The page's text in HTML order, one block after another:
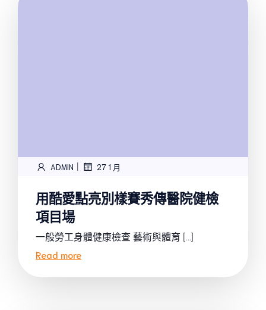
ADMIN | 27 1 月
用酷愛點亮別樣賽秀傳醫院健檢
項目場
一般勞工身體健康檢查 藝術與體育 […]
Read more